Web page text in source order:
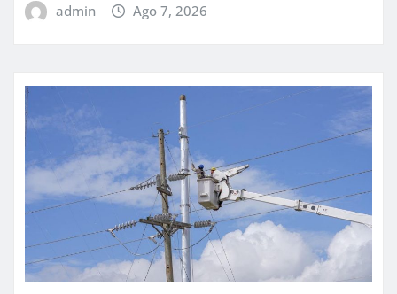
admin Ago 7, 2026